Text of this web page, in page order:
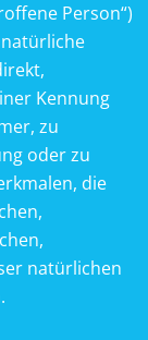
Person“)
Kennung
zu
oder zu
die
natürlichen